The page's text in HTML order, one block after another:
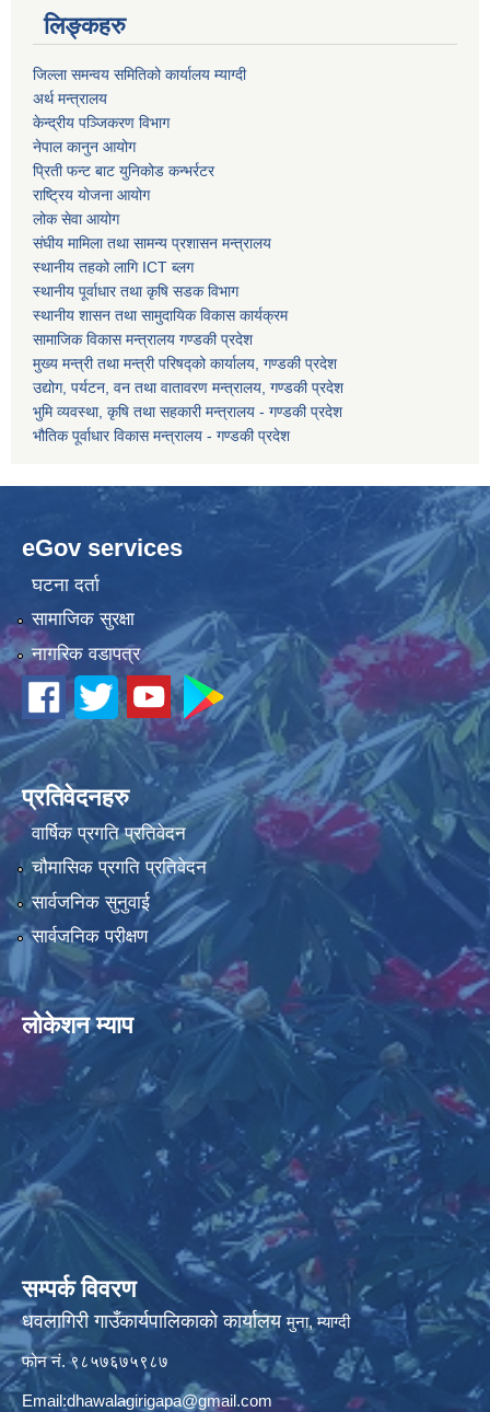
लिङ्कहरु
जिल्ला समन्वय समितिको कार्यालय म्याग्दी
अर्थ मन्त्रालय
केन्द्रीय पञ्जिकरण विभाग
नेपाल कानुन आयोग
प्रिती फन्ट बाट युनिकोड कन्भर्रटर
राष्ट्रिय योजना आयोग
लोक सेवा आयोग
संघीय मामिला तथा सामन्य प्रशासन मन्त्रालय
स्थानीय तहको लागि ICT ब्लग
स्थानीय पूर्वाधार तथा कृषि सडक विभाग
स्थानीय शासन तथा सामुदायिक विकास कार्यक्रम
सामाजिक विकास मन्त्रालय गण्डकी प्रदेश
मुख्य मन्त्री तथा मन्त्री परिषद्को कार्यालय, गण्डकी प्रदेश
उद्योग, पर्यटन, वन तथा वातावरण मन्त्रालय, गण्डकी प्रदेश
भुमि व्यवस्था, कृषि तथा सहकारी मन्त्रालय - गण्डकी प्रदेश
भौतिक पूर्वाधार विकास मन्त्रालय - गण्डकी प्रदेश
eGov services
घटना दर्ता
सामाजिक सुरक्षा
नागरिक वडापत्र
प्रतिवेदनहरु
वार्षिक प्रगति प्रतिवेदन
चौमासिक प्रगति प्रतिवेदन
सार्वजनिक सुनुवाई
सार्वजनिक परीक्षण
लोकेशन म्याप
सम्पर्क विवरण
धवलागिरी गाउँकार्यपालिकाको कार्यालयमुना, म्याग्दी
फोन नं. ९८५७६७५९८७
Email:dhawalagirigapa@gmail.com